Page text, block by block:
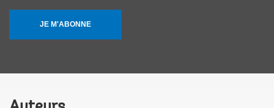
JE M'ABONNE